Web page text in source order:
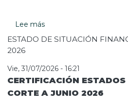
Lee más
ESTADO
DE
FINANCIERA
CORTE
A
JUNIO
ESTADO DE SITUACIÓN
2026
Vie, 31/07/2026 - 16:21
CERTIFICACIÓN
CORTE A JUNIO 2026